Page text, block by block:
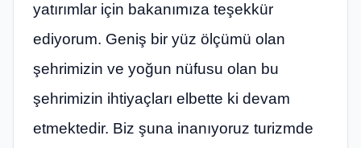
yatırımlar için bakanımıza teşekkür
ediyorum. Geniş bir yüz ölçümü olan
şehrimizin ve yoğun nüfusu olan bu
şehrimizin ihtiyaçları elbette ki devam
etmektedir. Biz şuna inanıyoruz turizmde